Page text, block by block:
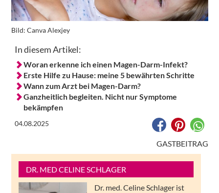
Bild: Canva Alexjey
In diesem Artikel:
Woran erkenne ich einen Magen-Darm-Infekt?
Erste Hilfe zu Hause: meine 5 bewährten Schritte
Wann zum Arzt bei Magen-Darm?
Ganzheitlich begleiten. Nicht nur Symptome
bekämpfen
04.08.2025
GASTBEITRAG
DR. MED CELINE SCHLAGER
Dr. med. Celine Schlager ist